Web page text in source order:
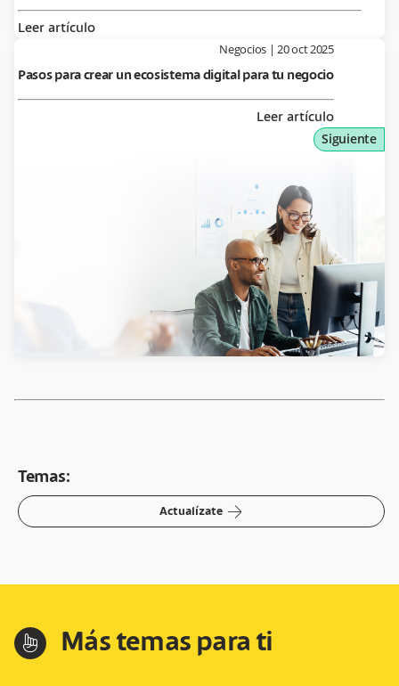
Leer artículo
Siguiente
Negocios |20 oct 2025
Pasos para crear un ecosistema digital para tu negocio
Leer artículo
Temas:
Actualízate arrow-right
hand-index Más temas para ti